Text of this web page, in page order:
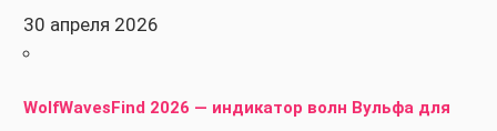
30 апреля 2026
WolfWavesFind 2026 — индикатор волн Вульфа для